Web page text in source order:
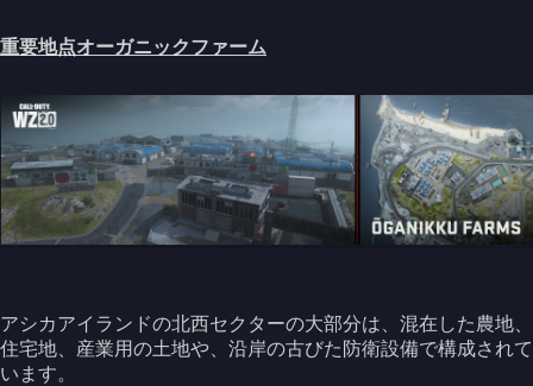
重要地点オーガニックファーム
アシカアイランドの北西セクターの大部分は、混在した農地、
住宅地、産業用の土地や、沿岸の古びた防衛設備で構成されて
います。